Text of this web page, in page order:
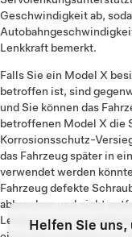
Geschwindigkeit ab,
Lenkkraft bemerkt.
Falls Sie ein Model X
betroffen ist, sind
und Sie können das
betroffenen Model X die
Korrosionsschutz-
das Fahrzeug später in
verwendet werden
Fahrzeug defekte
abbrechen und nicht
Lenkgetriebe ebenfalls
Helfen Sie